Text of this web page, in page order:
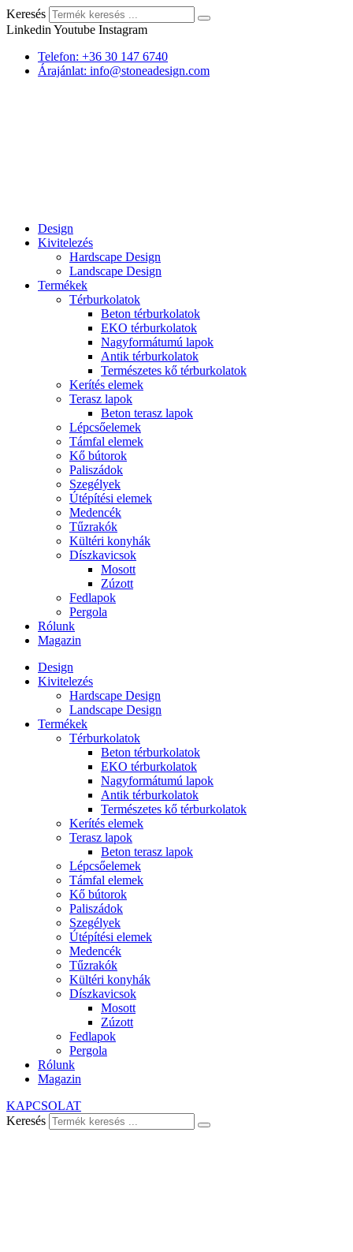
Keresés
Linkedin Youtube Instagram
Telefon: +36 30 147 6740
Árajánlat: info@stoneadesign.com
Design
Kivitelezés
Hardscape Design
Landscape Design
Termékek
Térburkolatok
Beton térburkolatok
EKO térburkolatok
Nagyformátumú lapok
Antik térburkolatok
Természetes kő térburkolatok
Kerítés elemek
Terasz lapok
Beton terasz lapok
Lépcsőelemek
Támfal elemek
Kő bútorok
Paliszádok
Szegélyek
Útépítési elemek
Medencék
Tűzrakók
Kültéri konyhák
Díszkavicsok
Mosott
Zúzott
Fedlapok
Pergola
Rólunk
Magazin
Design
Kivitelezés
Hardscape Design
Landscape Design
Termékek
Térburkolatok
Beton térburkolatok
EKO térburkolatok
Nagyformátumú lapok
Antik térburkolatok
Természetes kő térburkolatok
Kerítés elemek
Terasz lapok
Beton terasz lapok
Lépcsőelemek
Támfal elemek
Kő bútorok
Paliszádok
Szegélyek
Útépítési elemek
Medencék
Tűzrakók
Kültéri konyhák
Díszkavicsok
Mosott
Zúzott
Fedlapok
Pergola
Rólunk
Magazin
KAPCSOLAT
Keresés